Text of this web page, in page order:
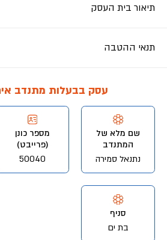
תיאור בית העסק
תנאי ההטבה
עסק בבעלות מתנדב
שם מלא של
המתנדב
נתנאל סמירה
מספר כונן
(פרייבט)
50040
סניף
בת ים